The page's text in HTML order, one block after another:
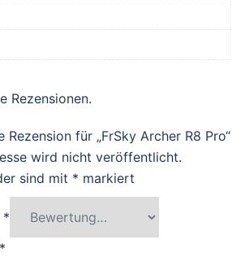
Rezensionen.
Rezension für „FrSky Archer R8 Pro“
wird nicht veröffentlicht.
sind mit * markiert
*
*